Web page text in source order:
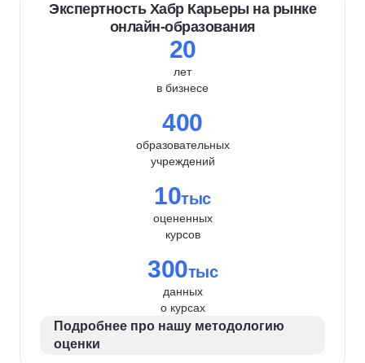
Экспертность Хабр Карьеры на рынке
онлайн-образования
20
лет
в бизнесе
400
образовательных
учреждений
10тыс
оцененных
курсов
300тыс
данных
о курсах
Подробнее про нашу методологию
оценки